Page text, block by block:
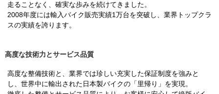
走ることなく、確実な歩みを続けてきました。
2008年度には輸入バイク販売実績1万台を突破し、業界トップクラ
スの実績を誇ります。
高度な技術力とサービス品質
高度な整備技術と、業界では珍しい充実した保証制度を強みと
し、世界中に輸出された日本製バイクの「里帰り」を実現。